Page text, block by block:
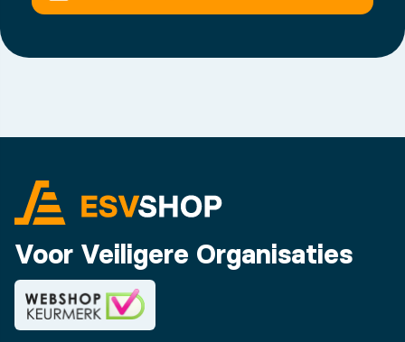
Voor Veiligere Organisaties